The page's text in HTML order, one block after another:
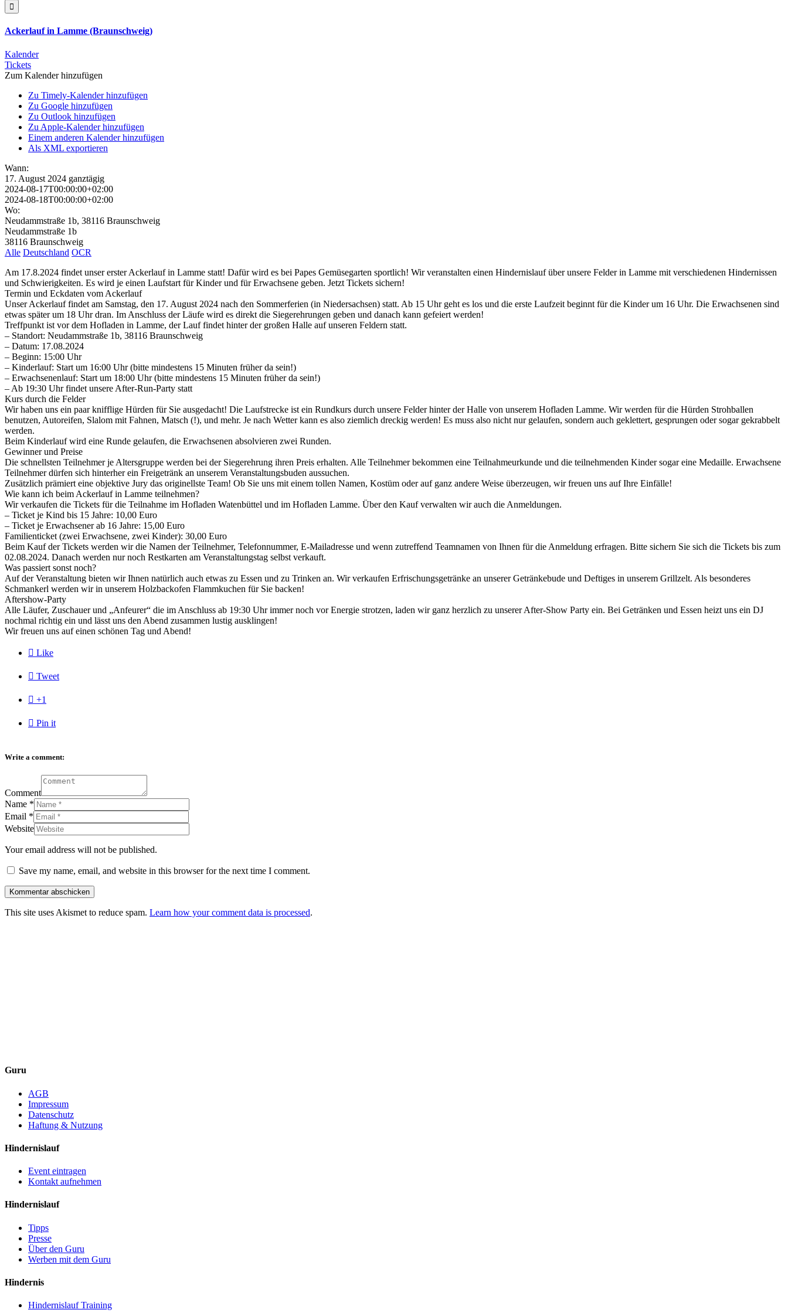

Ackerlauf in Lamme (Braunschweig)
Kalender
Tickets
Zum Kalender hinzufügen
Zu Timely-Kalender hinzufügen
Zu Google hinzufügen
Zu Outlook hinzufügen
Zu Apple-Kalender hinzufügen
Einem anderen Kalender hinzufügen
Als XML exportieren
Wann:
17. August 2024 ganztägig
2024-08-17T00:00:00+02:00
2024-08-18T00:00:00+02:00
Wo:
Neudammstraße 1b, 38116 Braunschweig
Neudammstraße 1b
38116 Braunschweig
Alle Deutschland OCR
Am 17.8.2024 findet unser erster Ackerlauf in Lamme statt! Dafür wird es bei Papes Gemüsegarten sportlich! Wir veranstalten einen Hindernislauf über unsere Felder in Lamme mit verschiedenen Hindernissen
und Schwierigkeiten. Es wird je einen Laufstart für Kinder und für Erwachsene geben. Jetzt Tickets sichern!
Termin und Eckdaten vom Ackerlauf
Unser Ackerlauf findet am Samstag, den 17. August 2024 nach den Sommerferien (in Niedersachsen) statt. Ab 15 Uhr geht es los und die erste Laufzeit beginnt für die Kinder um 16 Uhr. Die Erwachsenen sind
etwas später um 18 Uhr dran. Im Anschluss der Läufe wird es direkt die Siegerehrungen geben und danach kann gefeiert werden!
Treffpunkt ist vor dem Hofladen in Lamme, der Lauf findet hinter der großen Halle auf unseren Feldern statt.
– Standort: Neudammstraße 1b, 38116 Braunschweig
– Datum: 17.08.2024
– Beginn: 15:00 Uhr
– Kinderlauf: Start um 16:00 Uhr (bitte mindestens 15 Minuten früher da sein!)
– Erwachsenenlauf: Start um 18:00 Uhr (bitte mindestens 15 Minuten früher da sein!)
– Ab 19:30 Uhr findet unsere After-Run-Party statt
Kurs durch die Felder
Wir haben uns ein paar knifflige Hürden für Sie ausgedacht! Die Laufstrecke ist ein Rundkurs durch unsere Felder hinter der Halle von unserem Hofladen Lamme. Wir werden für die Hürden Strohballen
benutzen, Autoreifen, Slalom mit Fahnen, Matsch (!), und mehr. Je nach Wetter kann es also ziemlich dreckig werden! Es muss also nicht nur gelaufen, sondern auch geklettert, gesprungen oder sogar gekrabbelt
werden.
Beim Kinderlauf wird eine Runde gelaufen, die Erwachsenen absolvieren zwei Runden.
Gewinner und Preise
Die schnellsten Teilnehmer je Altersgruppe werden bei der Siegerehrung ihren Preis erhalten. Alle Teilnehmer bekommen eine Teilnahmeurkunde und die teilnehmenden Kinder sogar eine Medaille. Erwachsene
Teilnehmer dürfen sich hinterher ein Freigetränk an unserem Veranstaltungsbuden aussuchen.
Zusätzlich prämiert eine objektive Jury das originellste Team! Ob Sie uns mit einem tollen Namen, Kostüm oder auf ganz andere Weise überzeugen, wir freuen uns auf Ihre Einfälle!
Wie kann ich beim Ackerlauf in Lamme teilnehmen?
Wir verkaufen die Tickets für die Teilnahme im Hofladen Watenbüttel und im Hofladen Lamme. Über den Kauf verwalten wir auch die Anmeldungen.
– Ticket je Kind bis 15 Jahre: 10,00 Euro
– Ticket je Erwachsener ab 16 Jahre: 15,00 Euro
Familienticket (zwei Erwachsene, zwei Kinder): 30,00 Euro
Beim Kauf der Tickets werden wir die Namen der Teilnehmer, Telefonnummer, E-Mailadresse und wenn zutreffend Teamnamen von Ihnen für die Anmeldung erfragen. Bitte sichern Sie sich die Tickets bis zum
02.08.2024. Danach werden nur noch Restkarten am Veranstaltungstag selbst verkauft.
Was passiert sonst noch?
Auf der Veranstaltung bieten wir Ihnen natürlich auch etwas zu Essen und zu Trinken an. Wir verkaufen Erfrischungsgetränke an unserer Getränkebude und Deftiges in unserem Grillzelt. Als besonderes
Schmankerl werden wir in unserem Holzbackofen Flammkuchen für Sie backen!
Aftershow-Party
Alle Läufer, Zuschauer und „Anfeurer“ die im Anschluss ab 19:30 Uhr immer noch vor Energie strotzen, laden wir ganz herzlich zu unserer After-Show Party ein. Bei Getränken und Essen heizt uns ein DJ
nochmal richtig ein und lässt uns den Abend zusammen lustig ausklingen!
Wir freuen uns auf einen schönen Tag und Abend!
 Like
 Tweet
 +1
 Pin it
Write a comment:
Comment
Name *
Email *
Website
Your email address will not be published.
Save my name, email, and website in this browser for the next time I comment.
This site uses Akismet to reduce spam. Learn how your comment data is processed.
Guru
AGB
Impressum
Datenschutz
Haftung & Nutzung
Hindernislauf
Event eintragen
Kontakt aufnehmen
Hindernislauf
Tipps
Presse
Über den Guru
Werben mit dem Guru
Hindernis
Hindernislauf Training